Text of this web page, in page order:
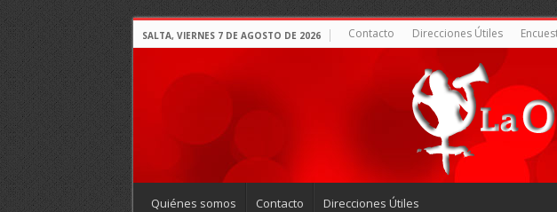
SALTA, VIERNES 7 DE AGOSTO DE 2026 Contacto Direcciones Útiles
Quiénes somos Contacto Direcciones Útiles